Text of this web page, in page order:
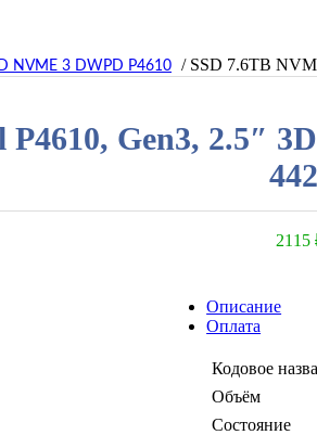
NVME 3 DWPD P4610 / SSD 7.6TB
Gen3, 2.5″
2115
Описание
Оплата
Кодовое
Объём
Состояние